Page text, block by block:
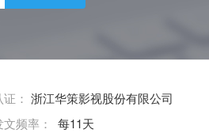
： 浙江华策影视股份有限公司
文频率：
每11天